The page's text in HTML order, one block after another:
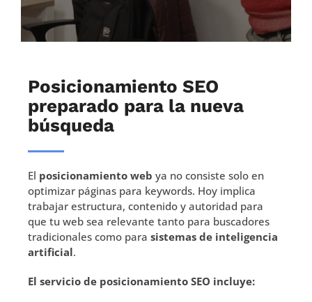
Posicionamiento SEO
preparado para la nueva
búsqueda
El posicionamiento web ya no consiste solo en
optimizar páginas para keywords. Hoy implica
trabajar estructura, contenido y autoridad para
que tu web sea relevante tanto para buscadores
tradicionales como para sistemas de inteligencia
artificial.
El servicio de posicionamiento SEO incluye: